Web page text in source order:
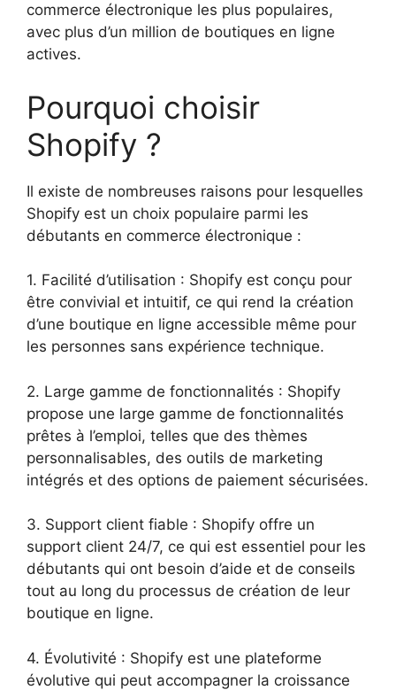
commerce électronique les plus populaires,
avec plus d’un million de boutiques en ligne
actives.
Pourquoi choisir
Shopify ?
Il existe de nombreuses raisons pour lesquelles
Shopify est un choix populaire parmi les
débutants en commerce électronique :
1. Facilité d’utilisation : Shopify est conçu pour
être convivial et intuitif, ce qui rend la création
d’une boutique en ligne accessible même pour
les personnes sans expérience technique.
2. Large gamme de fonctionnalités : Shopify
propose une large gamme de fonctionnalités
prêtes à l’emploi, telles que des thèmes
personnalisables, des outils de marketing
intégrés et des options de paiement sécurisées.
3. Support client fiable : Shopify offre un
support client 24/7, ce qui est essentiel pour les
débutants qui ont besoin d’aide et de conseils
tout au long du processus de création de leur
boutique en ligne.
4. Évolutivité : Shopify est une plateforme
évolutive qui peut accompagner la croissance